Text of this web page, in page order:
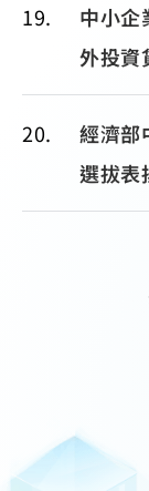
19
中小企
外投資
20
經濟部
選拔表